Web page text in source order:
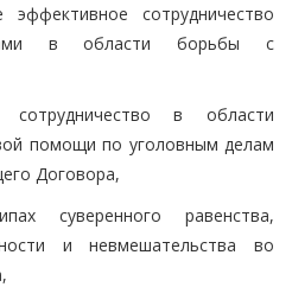
сотрудничество
в области борьбы с
сотрудничество в области
помощи по уголовным делам
Договора,
суверенного равенства,
и невмешательства во